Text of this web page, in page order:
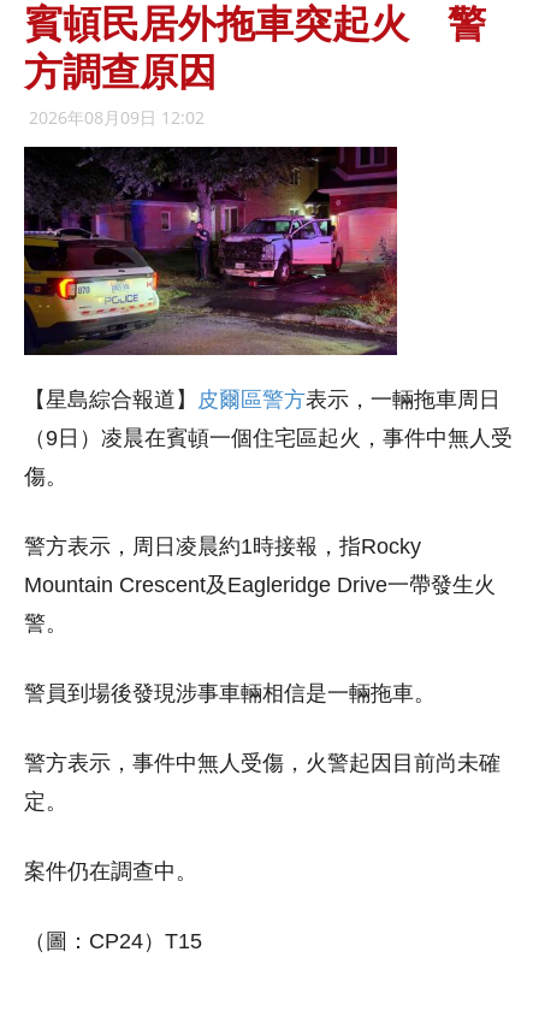
賓頓民居外拖車突起火 警
方調查原因
2026年08月09日 12:02
【星島綜合報道】 皮爾區警方表示，一輛拖車周日
（9日）凌晨在賓頓一個住宅區起火，事件中無人受
傷。
警方表示，周日凌晨約1時接報，指Rocky
Mountain Crescent及Eagleridge Drive一帶發生火
警。
警員到場後發現涉事車輛相信是一輛拖車。
警方表示，事件中無人受傷，火警起因目前尚未確
定。
案件仍在調查中。
（圖：CP24）T15